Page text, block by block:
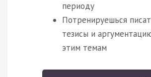
периоду
Потренируешься
тезисы и
этим темам